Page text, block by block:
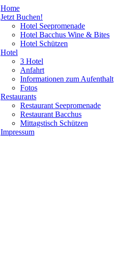
Home
Jetzt Buchen!
Hotel Seepromenade
Hotel Bacchus Wine & Bites
Hotel Schützen
Hotel
3 Hotel
Anfahrt
Informationen zum Aufenthalt
Fotos
Restaurants
Restaurant Seepromenade
Restaurant Bacchus
Mittagstisch Schützen
Impressum